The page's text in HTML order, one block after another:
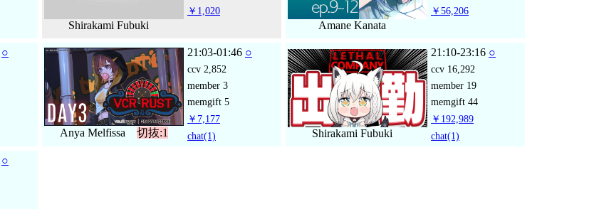
Shirakami Fubuki
￥1,020
Amane Kanata
￥56,206
○
Anya Melfissa 切抜:1
21:03-01:46 ○
ccv 2,852
member 3
memgift 5
￥7,177
chat(1) Shirakami Fubuki
21:10-23:16 ○
ccv 16,292
member 19
memgift 44
￥192,989
chat(1)
○